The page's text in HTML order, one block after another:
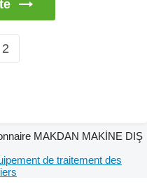
2
MAKDAN MAKİNE DIŞ
de traitement des